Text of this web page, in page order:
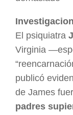
El psiquiatra
Virginia
publicó
de James
padres